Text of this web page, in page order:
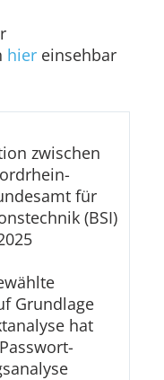
hiereinsehbar
zwischen
für
(BSI)
Grundlage
hat